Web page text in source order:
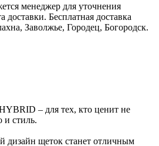
менеджер для уточнения
доставки. Бесплатная доставка
Заволжье, Городец, Богородск.
– для тех, кто ценит не
и стиль.
дизайн щеток станет отличным